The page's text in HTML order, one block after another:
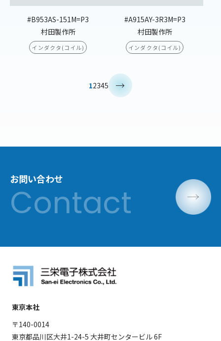
#B953AS-151M=P3
村田製作所
インダクタ(コイル)
#A915AY-3R3M=P3
村田製作所
インダクタ(コイル)
12345
お問い合わせ
東京本社
〒140-0014
東京都品川区大井1-24-5 大井町センタービル 6F